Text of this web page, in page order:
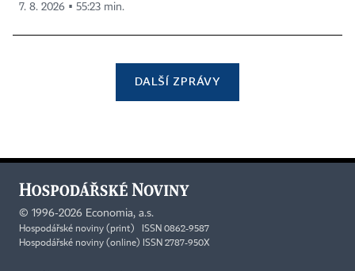
7. 8. 2026 ▪ 55:23 min.
DALŠÍ ZPRÁVY
© 1996-2026 Economia, a.s.
Hospodářské noviny (print) ISSN 0862-9587
Hospodářské noviny (online) ISSN 2787-950X